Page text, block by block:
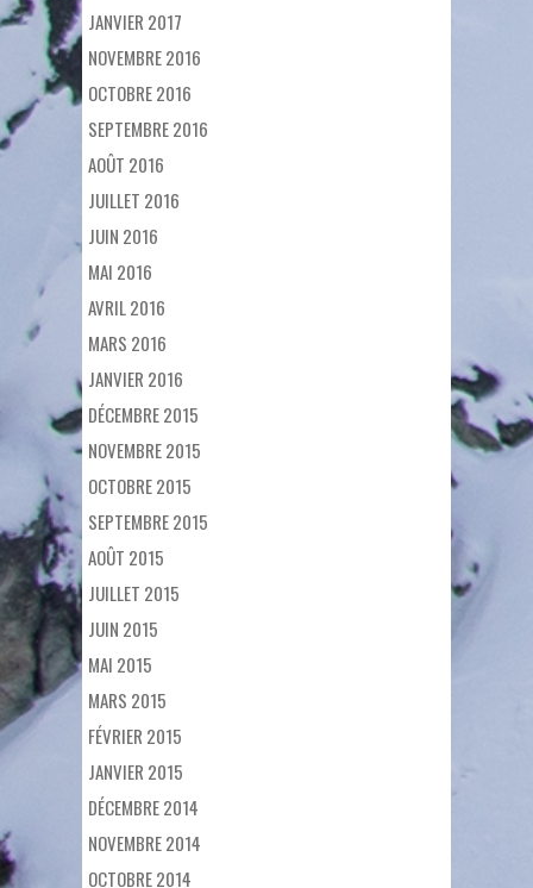
JANVIER 2017
NOVEMBRE 2016
OCTOBRE 2016
SEPTEMBRE 2016
AOÛT 2016
JUILLET 2016
JUIN 2016
MAI 2016
AVRIL 2016
MARS 2016
JANVIER 2016
DÉCEMBRE 2015
NOVEMBRE 2015
OCTOBRE 2015
SEPTEMBRE 2015
AOÛT 2015
JUILLET 2015
JUIN 2015
MAI 2015
MARS 2015
FÉVRIER 2015
JANVIER 2015
DÉCEMBRE 2014
NOVEMBRE 2014
OCTOBRE 2014